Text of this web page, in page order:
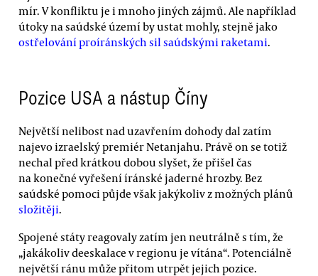
mír. V konfliktu je i mnoho jiných zájmů. Ale například
útoky na saúdské území by ustat mohly, stejně jako
ostřelování proíránských sil saúdskými raketami.
Pozice USA a nástup Číny
Největší nelibost nad uzavřením dohody dal zatím
najevo izraelský premiér Netanjahu. Právě on se totiž
nechal před krátkou dobou slyšet, že přišel čas
na konečné vyřešení íránské jaderné hrozby. Bez
saúdské pomoci půjde však jakýkoliv z možných plánů
složitěji.
Spojené státy reagovaly zatím jen neutrálně s tím, že
„jakákoliv deeskalace v regionu je vítána“. Potenciálně
největší ránu může přitom utrpět jejich pozice.